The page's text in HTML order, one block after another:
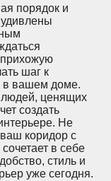
порядок и
прихожую
шаг к
в вашем доме.
людей, ценящих
создать
Не
коридор с
в себе
стиль и
уже сегодня.